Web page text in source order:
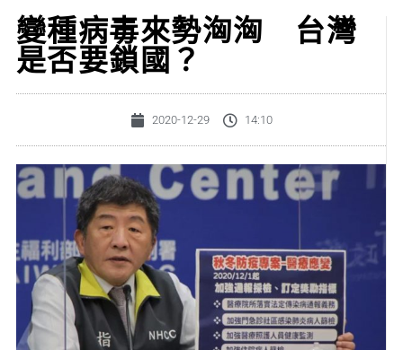
變種病毒來勢洶洶 台灣
是否要鎖國？
2020-12-29 14:10